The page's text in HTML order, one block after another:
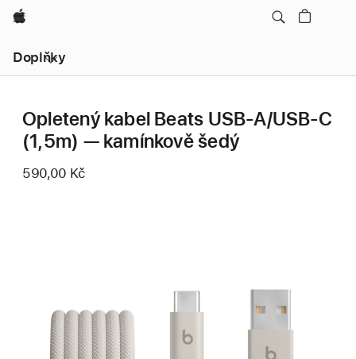
Apple
Doplňky
navigace
–
nabídku
Opletený kabel Beats USB‑A/USB‑C
(1,5m) — kamínkově šedý
590,00 Kč